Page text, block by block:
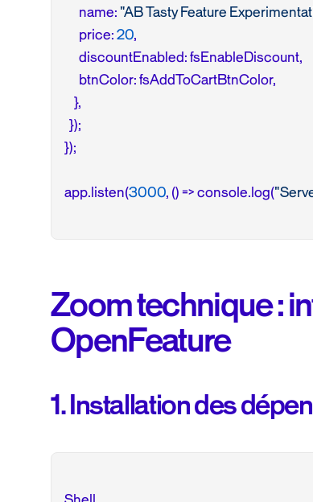
      name:
"AB Tasty Feature
      price:
20,
      discountEnabled: fsEnableDiscount,
      btnColor: fsAddToCartBtnColor,
    },
  });
});
app.listen(3000, () => console.log(
Zoom technique :
OpenFeature
1. Installation des